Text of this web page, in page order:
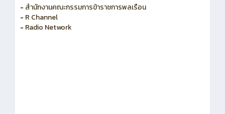
R Channel
Radio Network